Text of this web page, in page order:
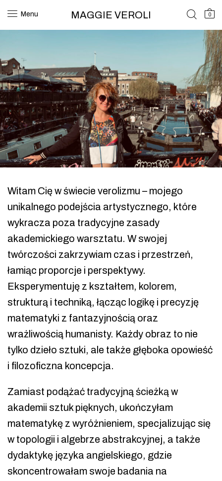
Menu MAGGIE VEROLI 0
Witam Cię w świecie verolizmu – mojego
unikalnego podejścia artystycznego, które
wykracza poza tradycyjne zasady
akademickiego warsztatu. W swojej
twórczości zakrzywiam czas i przestrzeń,
łamiąc proporcje i perspektywy.
Eksperymentuję z kształtem, kolorem,
strukturą i techniką, łącząc logikę i precyzję
matematyki z fantazyjnością oraz
wrażliwością humanisty. Każdy obraz to nie
tylko dzieło sztuki, ale także głęboka opowieść
i filozoficzna koncepcja.
Zamiast podążać tradycyjną ścieżką w
akademii sztuk pięknych, ukończyłam
matematykę z wyróżnieniem, specjalizując się
w topologii i algebrze abstrakcyjnej, a także
dydaktykę języka angielskiego, gdzie
skoncentrowałam swoje badania na